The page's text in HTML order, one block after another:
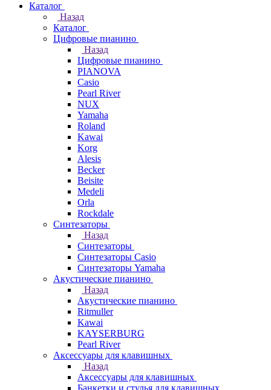
Каталог
Назад
Каталог
Цифровые пианино
Назад
Цифровые пианино
PIANOVA
Casio
Pearl River
NUX
Yamaha
Roland
Kawai
Korg
Alesis
Becker
Beisite
Medeli
Orla
Rockdale
Синтезаторы
Назад
Синтезаторы
Синтезаторы Casio
Синтезаторы Yamaha
Акустические пианино
Назад
Акустические пианино
Ritmuller
Kawai
KAYSERBURG
Pearl River
Аксессуары для клавишных
Назад
Аксессуары для клавишных
Банкетки и стулья для клавишных